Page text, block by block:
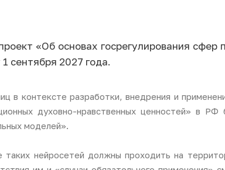
«Об основах госрегулирования сфер
сентября 2027 года.
в контексте разработки, внедрения и
духовно-нравственных ценностей» в
моделей».
таких нейросетей должны проходить на